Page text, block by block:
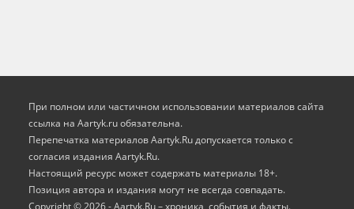
При полном или частичном использовании материалов сайта
ссылка на Aartyk.ru oбязательна.
Перепечатка материалов Aartyk.Ru допускается только с
согласия издания Aartyk.Ru.
Настоящий ресурс может содержать материалы 18+.
Позиция автора и издания могут не всегда совпадать.
Copyright © 2026 - Aartyk.Ru – хроника, события и факты.